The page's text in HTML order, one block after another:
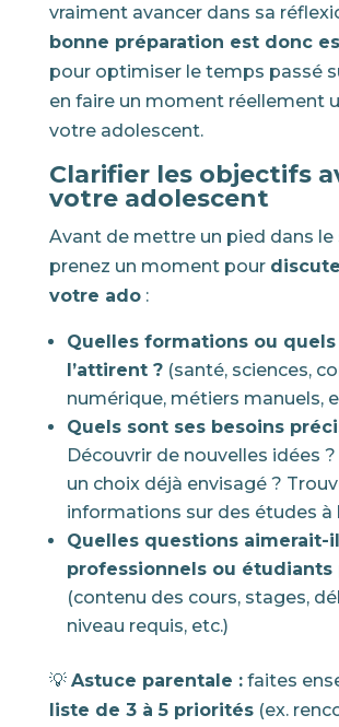
vraiment avancer dans sa
bonne préparation est donc
pour optimiser le temps passé
en faire un moment réellement
votre adolescent.
Clarifier les objectifs
votre adolescent
Avant de mettre un pied dans le
prenez un moment pour
votre ado:
Quelles formations ou
l’attirent ?(santé, sciences,
numérique, métiers manuels,
Quels sont ses besoins
Découvrir de nouvelles idées
un choix déjà envisagé ?
informations sur des études à
Quelles questions aimerait-
professionnels ou étudiants
(contenu des cours, stages,
niveau requis, etc.)
💡 Astuce parentale :faites
liste de 3 à 5 priorités(ex.